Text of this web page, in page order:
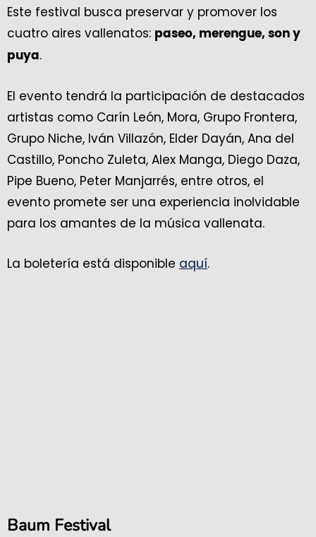
Este festival busca preservar y promover los
cuatro aires vallenatos: paseo, merengue, son y
puya.
El evento tendrá la participación de destacados
artistas como Carín León, Mora, Grupo Frontera,
Grupo Niche, Iván Villazón, Elder Dayán, Ana del
Castillo, Poncho Zuleta, Alex Manga, Diego Daza,
Pipe Bueno, Peter Manjarrés, entre otros, el
evento promete ser una experiencia inolvidable
para los amantes de la música vallenata.
La boletería está disponible aquí.
Baum Festival